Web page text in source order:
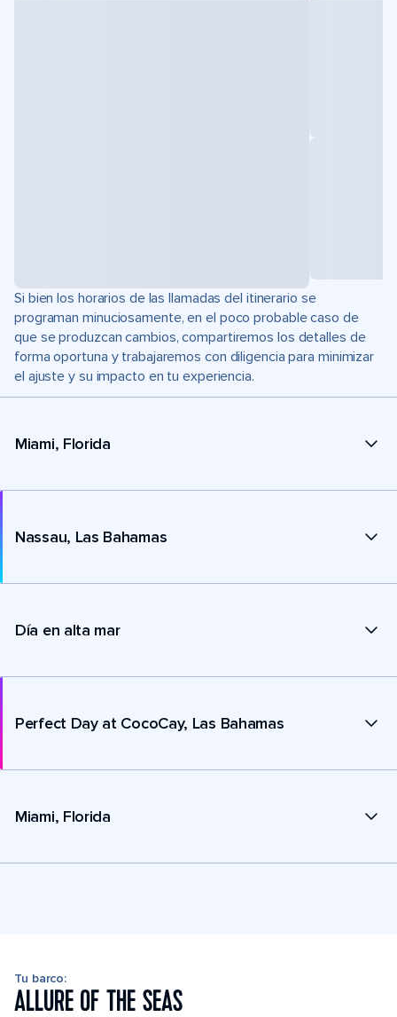
Si bien los horarios de las llamadas del itinerario se
programan minuciosamente, en el poco probable caso de
que se produzcan cambios, compartiremos los detalles de
forma oportuna y trabajaremos con diligencia para minimizar
el ajuste y su impacto en tu experiencia.
Miami, Florida
Nassau, Las Bahamas
Día en alta mar
Perfect Day at CocoCay, Las Bahamas
Miami, Florida
Tu barco:
ALLURE OF THE SEAS